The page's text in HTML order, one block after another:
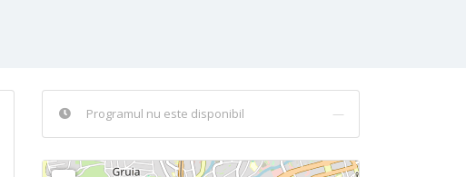
Programul nu este disponibil —